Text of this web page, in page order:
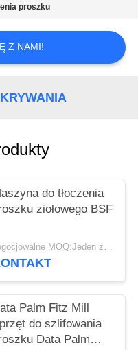
proszku
Z NAMI!
do tłoczenia
ziołowego BSF
negocjowalne MOQ:Jeden zestaw
Palm Fitz Mill
do szlifowania
Data Palm